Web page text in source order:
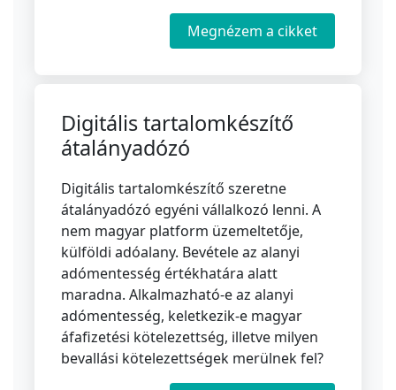
Megnézem a cikket
Digitális tartalomkészítő
átalányadózó
Digitális tartalomkészítő szeretne
átalányadózó egyéni vállalkozó lenni. A
nem magyar platform üzemeltetője,
külföldi adóalany. Bevétele az alanyi
adómentesség értékhatára alatt
maradna. Alkalmazható-e az alanyi
adómentesség, keletkezik-e magyar
áfafizetési kötelezettség, illetve milyen
bevallási kötelezettségek merülnek fel?